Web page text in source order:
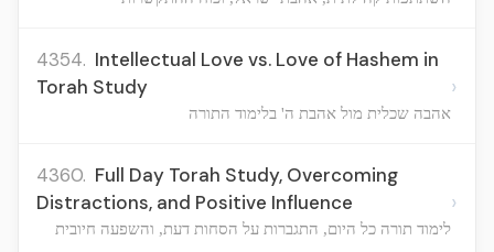
4354. Intellectual Love vs. Love of Hashem in
Torah Study
אהבה שכלית מול אהבת ה' בלימוד התורה
›
4360. Full Day Torah Study, Overcoming
Distractions, and Positive Influence
לימוד תורה כל היום, התגברות על הסחות דעת, והשפעה חיובית
›